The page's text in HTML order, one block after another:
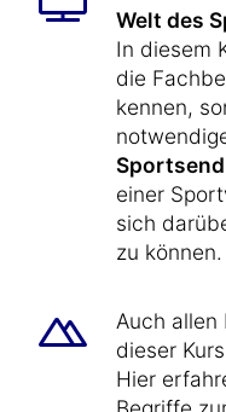
Welt des
In diesem
die
kennen,
einer
sich
zu können.
Auch
dieser
Hier